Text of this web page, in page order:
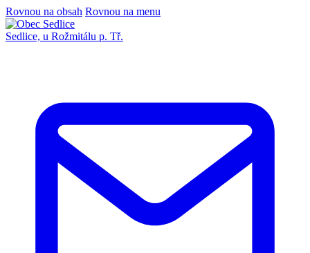
Rovnou na obsah Rovnou na menu
Sedlice, u Rožmitálu p. Tř.